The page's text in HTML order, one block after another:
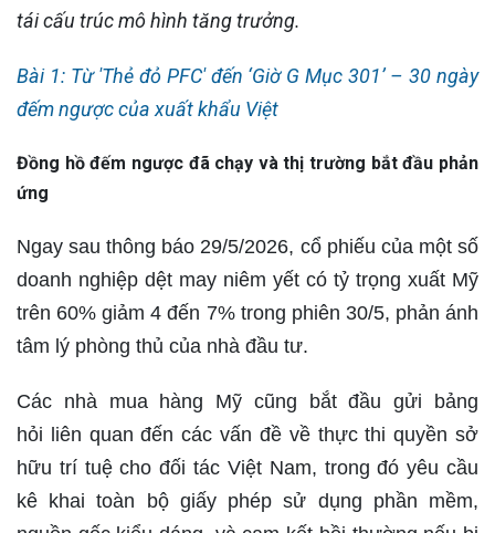
tái cấu trúc mô hình tăng trưởng.
Bài 1: Từ 'Thẻ đỏ PFC' đến ‘Giờ G Mục 301’ – 30 ngày
đếm ngược của xuất khẩu Việt
Đồng hồ đếm ngược đã chạy và thị trường bắt đầu phản
ứng
Ngay sau thông báo 29/5/2026, cổ phiếu của một số
doanh nghiệp dệt may niêm yết có tỷ trọng xuất Mỹ
trên 60% giảm 4 đến 7% trong phiên 30/5, phản ánh
tâm lý phòng thủ của nhà đầu tư.
Các nhà mua hàng Mỹ cũng bắt đầu gửi bảng
hỏi liên quan đến các vấn đề về thực thi quyền sở
hữu trí tuệ cho đối tác Việt Nam, trong đó yêu cầu
kê khai toàn bộ giấy phép sử dụng phần mềm,